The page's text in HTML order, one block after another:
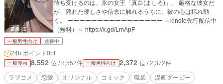
待ち受けるのは、氷の女王「真白(ましろ)」。 厳格な彼女だ
が、隠れた優しさや信念に触れるうちに、彼の心は揺れ動
く。 ーーーーーーーーーーーーーーーー ～kindle先行配信中
（無料）～ https://x.gd/LmApF
一般男性向け 連載中
24h.ポイント 0pt
一般漫画 8,552 位 / 8,552件 一般男性向け 2,372 位 / 2,372件
ラブコメ 恋愛 オリジナル コミック 職業 漫画ダービー